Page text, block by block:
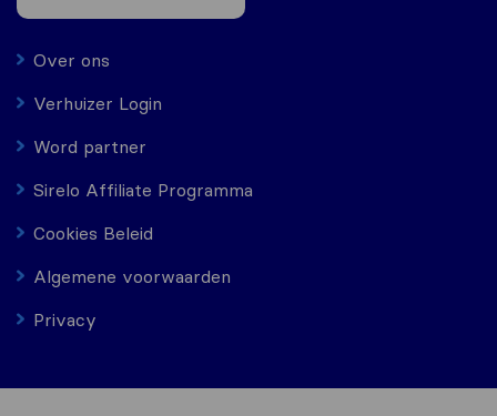
Over ons
Verhuizer Login
Word partner
Sirelo Affiliate Programma
Cookies Beleid
Algemene voorwaarden
Privacy